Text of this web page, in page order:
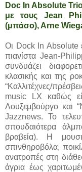
Doc In Absolute
με τους Jean
(μπάσο), Arne
Οι Dock In Absolute
πιανίστα Jean-
συνδυάζει
κλασικής και της
“Καλλιτέχνες/
music LX καθώς
Λουξεμβούργο και
Jazznews. Το
σπουδαιότερα
βραβεία). Η
σπινθηροβόλα,
ανατροπές στη
άγρια έως